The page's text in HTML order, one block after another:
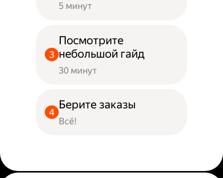
5 минут
Посмотрите
небольшой гайд
30 минут
Берите заказы
Всё!